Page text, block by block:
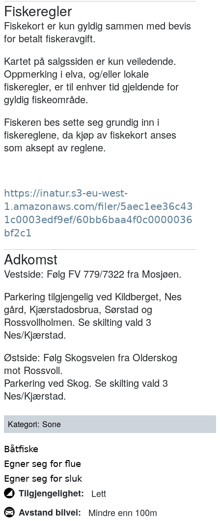
Fiskeregler
Fiskekort er kun gyldig sammen med bevis
for betalt fiskeravgift.
Kartet på salgssiden er kun veiledende.
Oppmerking i elva, og/eller lokale
fiskeregler, er til enhver tid gjeldende for
gyldig fiskeområde.
Fiskeren bes sette seg grundig inn i
fiskereglene, da kjøp av fiskekort anses
som aksept av reglene.
https://inatur.s3-eu-west-
1.amazonaws.com/filer/5aec1ee36c43
1c0003edf9ef/60bb6baa4f0c0000036
bf2c1
Adkomst
Vestside: Følg FV 779/7322 fra Mosjøen.
Parkering tilgjengelig ved Kildberget, Nes
gård, Kjærstadosbrua, Sørstad og
Rossvollholmen. Se skilting vald 3
Nes/Kjærstad.
Østside: Følg Skogsveien fra Olderskog
mot Rossvoll.
Parkering ved Skog. Se skilting vald 3
Nes/Kjærstad.
Kategori Sone
Båtfiske
Egner seg for flue
Egner seg for sluk
Tilgjengelighet
Lett
Avstand bilvei
Mindre enn 100m